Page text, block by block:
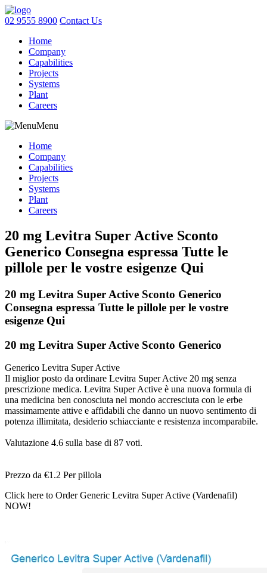
02 9555 8900 Contact Us
Home
Company
Capabilities
Projects
Systems
Plant
Careers
Menu
Home
Company
Capabilities
Projects
Systems
Plant
Careers
20 mg Levitra Super Active Sconto
Generico Consegna espressa Tutte le
pillole per le vostre esigenze Qui
20 mg Levitra Super Active Sconto Generico
Consegna espressa Tutte le pillole per le vostre
esigenze Qui
20 mg Levitra Super Active Sconto Generico
Generico Levitra Super Active
Il miglior posto da ordinare Levitra Super Active 20 mg senza
prescrizione medica. Levitra Super Active è una nuova formula di
una medicina ben conosciuta nel mondo accresciuta con le erbe
massimamente attive e affidabili che danno un nuovo sentimento di
potenza illimitata, desiderio schiacciante e resistenza incomparabile.
Valutazione 4.6 sulla base di 87 voti.
Prezzo da €1.2 Per pillola
Click here to Order Generic Levitra Super Active (Vardenafil)
NOW!